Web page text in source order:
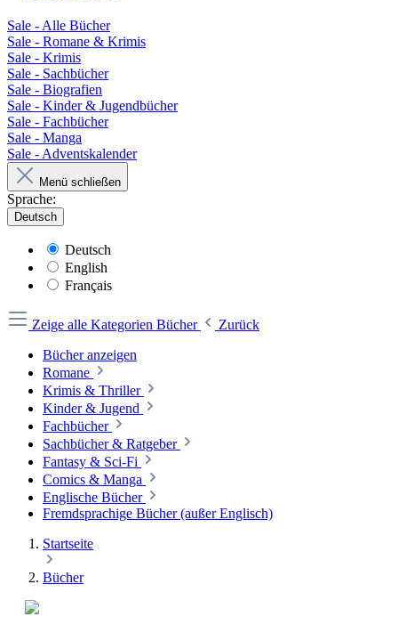
Sale - Alle Bücher
Sale - Romane & Krimis
Sale - Krimis
Sale - Sachbücher
Sale - Biografien
Sale - Kinder & Jugendbücher
Sale - Fachbücher
Sale - Manga
Sale - Adventskalender
Menü schließen
Sprache:
Deutsch
Deutsch
English
Français
Zeige alle Kategorien Bücher
Zurück
Bücher anzeigen
Romane
Krimis & Thriller
Kinder & Jugend
Fachbücher
Sachbücher & Ratgeber
Fantasy & Sci-Fi
Comics & Manga
Englische Bücher
Fremdsprachige Bücher (außer Englisch)
Startseite
Bücher